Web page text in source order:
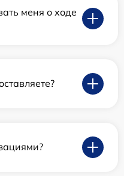
меня о ходе